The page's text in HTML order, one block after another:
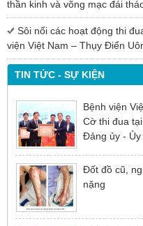
TIN TỨC - SỰ KIỆN
Bệnh viện
Cờ thi đua
Đảng ủy - Ủy
Đốt đồ cũ,
nặng
thần kinh và võng mạc đái
Sôi nổi các hoạt động thi
viện Việt Nam – Thụy Điển